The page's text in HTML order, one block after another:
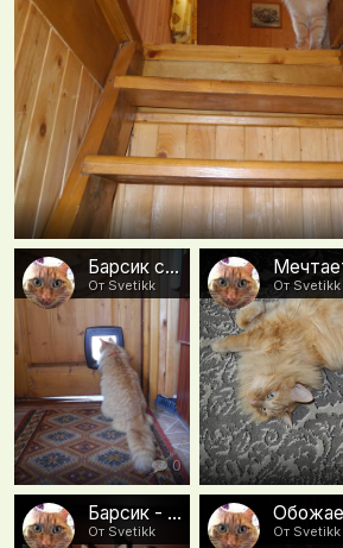
Барсик смотрит любимый телевизор
От Svetikk
0
От Svetikk
Барсик - типа фея)))
От Svetikk От Svetikk